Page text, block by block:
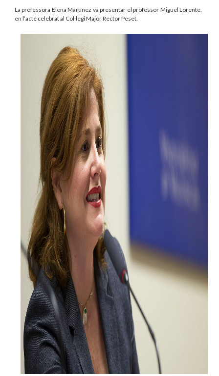
La professora Elena Martínez va presentar el professor Miguel Lorente,
en l’acte celebrat al Col·legi Major Rector Peset.